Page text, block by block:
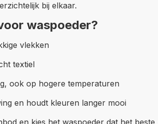
bij elkaar.
waspoeder?
vlekken
textiel
ook op hogere temperaturen
en houdt kleuren langer mooi
en kies het waspoeder dat het